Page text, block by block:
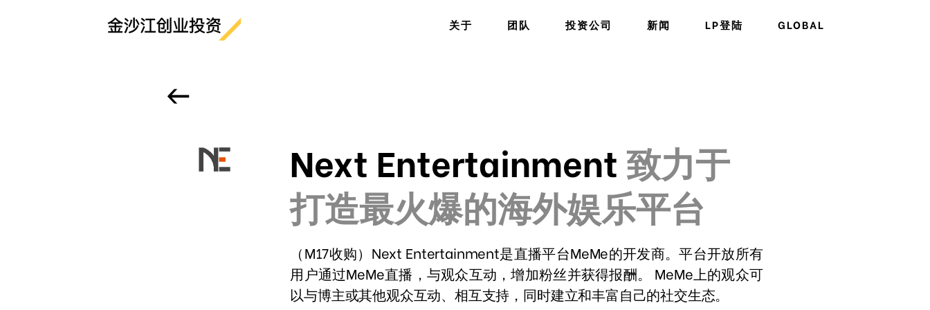
关于 团队 投资公司 新闻 LP登陆 GLOBAL
<-
Next Entertainment 致力于
打造最火爆的海外娱乐平台
（M17收购）Next Entertainment是直播平台MeMe的开发商。平台开放所有
用户通过MeMe直播，与观众互动，增加粉丝并获得报酬。 MeMe上的观众可
以与博主或其他观众互动、相互支持，同时建立和丰富自己的社交生态。